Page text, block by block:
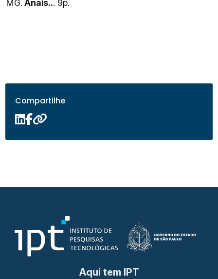
MG. Anais... 9p.
Compartilhe
Aqui tem IPT